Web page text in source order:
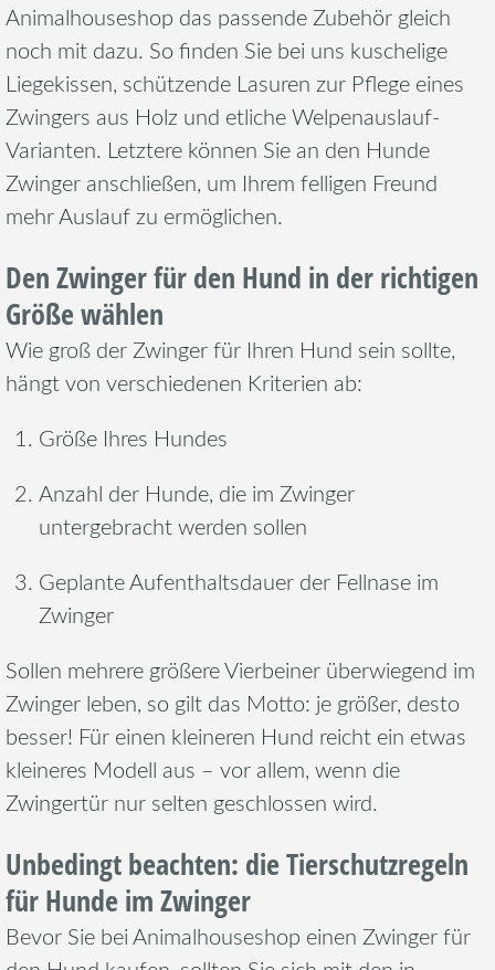
Animalhouseshop das passende Zubehör gleich
noch mit dazu. So finden Sie bei uns kuschelige
Liegekissen, schützende Lasuren zur Pflege eines
Zwingers aus Holz und etliche Welpenauslauf-
Varianten. Letztere können Sie an den Hunde
Zwinger anschließen, um Ihrem felligen Freund
mehr Auslauf zu ermöglichen.
Den Zwinger für den Hund in der richtigen
Größe wählen
Wie groß der Zwinger für Ihren Hund sein sollte,
hängt von verschiedenen Kriterien ab:
Größe Ihres Hundes
Anzahl der Hunde, die im Zwinger
untergebracht werden sollen
Geplante Aufenthaltsdauer der Fellnase im
Zwinger
Sollen mehrere größere Vierbeiner überwiegend im
Zwinger leben, so gilt das Motto: je größer, desto
besser! Für einen kleineren Hund reicht ein etwas
kleineres Modell aus – vor allem, wenn die
Zwingertür nur selten geschlossen wird.
Unbedingt beachten: die Tierschutzregeln
für Hunde im Zwinger
Bevor Sie bei Animalhouseshop einen Zwinger für